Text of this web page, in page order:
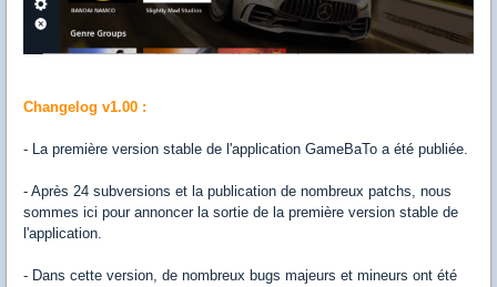
Changelog v1.00 :
- La première version stable de l'application GameBaTo a été publiée.
- Après 24 subversions et la publication de nombreux patchs, nous
sommes ici pour annoncer la sortie de la première version stable de
l'application.
- Dans cette version, de nombreux bugs majeurs et mineurs ont été